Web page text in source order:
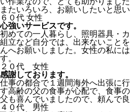
またいろいろ、お願いしたいと思い
６０代 女性
心強いサービスです。
初めての一人暮らし、照明器具・
組立など自分では、出来ないこと
んへお願いしました。女性の私に
す。
２０代 女性
感謝しております。
仕事の都合で１週間海外へ出張に
す高齢の父の食事が心配で、食事
父も喜んでいましたので、頼んで
４０代 男性